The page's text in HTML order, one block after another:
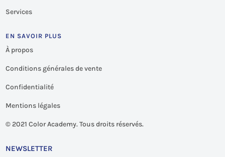
Services
EN SAVOIR PLUS
À propos
Conditions générales de vente
Confidentialité
Mentions légales
© 2021 Color Academy. Tous droits réservés.
NEWSLETTER